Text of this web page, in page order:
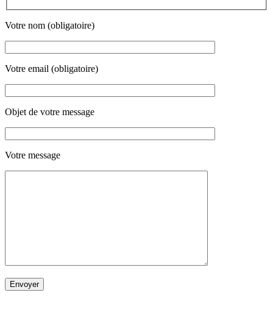
Votre nom (obligatoire)
Votre email (obligatoire)
Objet de votre message
Votre message